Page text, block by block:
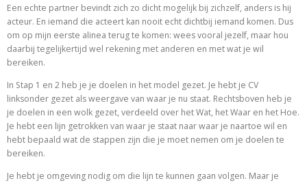
Een echte partner bevindt zich zo dicht mogelijk bij zichzelf, anders is hij
acteur. En iemand die acteert kan nooit echt dichtbij iemand komen. Dus
om op mijn eerste alinea terug te komen: wees vooral jezelf, maar hou
daarbij tegelijkertijd wel rekening met anderen en met wat je wil
bereiken.
In Stap 1 en 2 heb je je doelen in het model gezet. Je hebt je CV
linksonder gezet als weergave van waar je nu staat. Rechtsboven heb je
je doelen in een wolk gezet, verdeeld over het Wat, het Waar en het Hoe.
Je hebt een lijn getrokken van waar je staat naar waar je naartoe wil en
hebt bepaald wat de stappen zijn die je moet nemen om je doelen te
bereiken.
Je hebt je omgeving nodig om die lijn te kunnen gaan volgen. Maar je